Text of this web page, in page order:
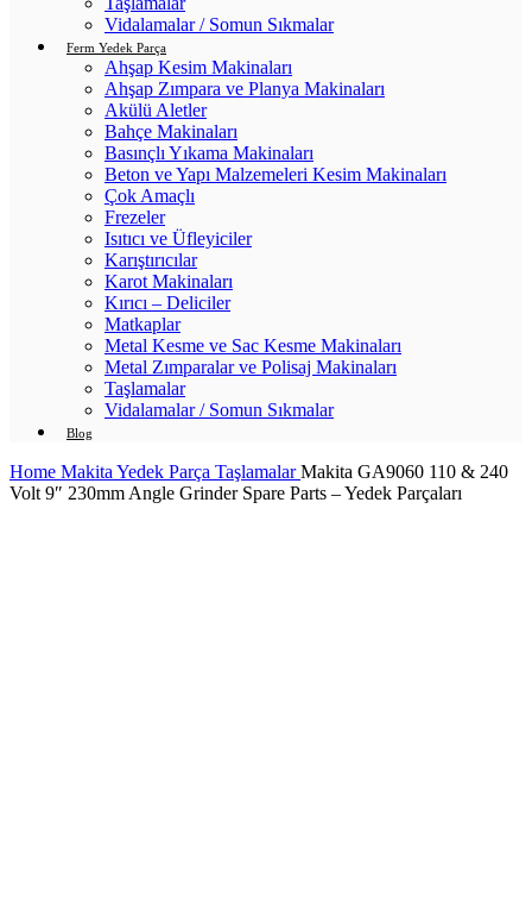
Vidalamalar / Somun Sıkmalar
Ferm Yedek Parça
Ahşap Kesim Makinaları
Ahşap Zımpara ve Planya Makinaları
Akülü Aletler
Bahçe Makinaları
Basınçlı Yıkama Makinaları
Beton ve Yapı Malzemeleri Kesim Makinaları
Çok Amaçlı
Frezeler
Isıtıcı ve Üfleyiciler
Karıştırıcılar
Karot Makinaları
Kırıcı – Deliciler
Matkaplar
Metal Kesme ve Sac Kesme Makinaları
Metal Zımparalar ve Polisaj Makinaları
Taşlamalar
Vidalamalar / Somun Sıkmalar
Blog
Home Makita Yedek Parça TaşlamalarMakita GA9060 110 & 240
Volt 9″ 230mm Angle Grinder Spare Parts – Yedek Parçaları